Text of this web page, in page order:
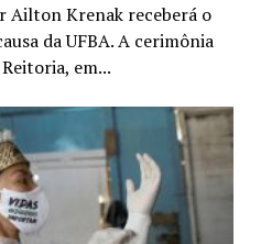
Ailton Krenak receberá o
da UFBA. A cerimônia
em...